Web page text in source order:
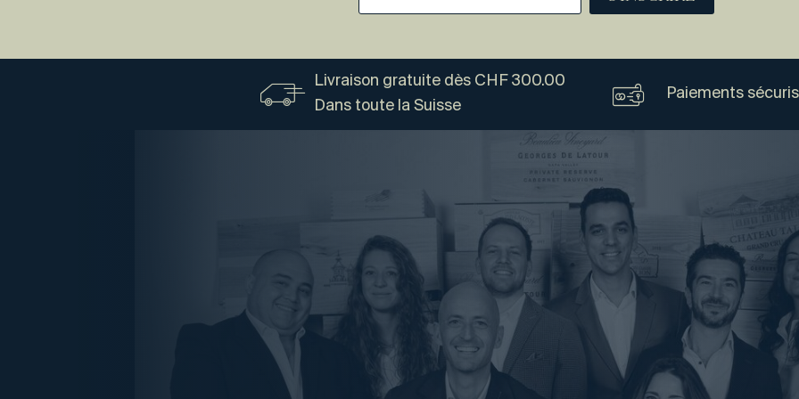
Livraison gratuite dès CHF 300.00
Dans toute la Suisse
Paiements
Vogel
Vins